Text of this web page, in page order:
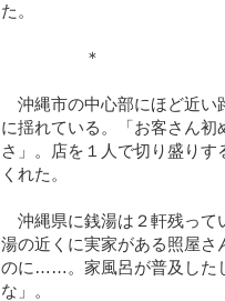
た。
＊
沖縄市の中心部にほど近い
に揺れている。「お客さん
さ」。店を１人で切り盛り
くれた。
沖縄県に銭湯は２軒残って
湯の近くに実家がある照屋
のに……。家風呂が普及した
な」。